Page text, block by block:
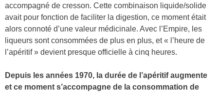
accompagné de cresson. Cette combinaison liquide/solide
avait pour fonction de faciliter la digestion, ce moment était
alors connoté d’une valeur médicinale. Avec l’Empire, les
liqueurs sont consommées de plus en plus, et « l’heure de
l’apéritif » devient presque officielle à cinq heures.
Depuis les années 1970, la durée de l’apéritif augmente
et ce moment s’accompagne de la consommation de